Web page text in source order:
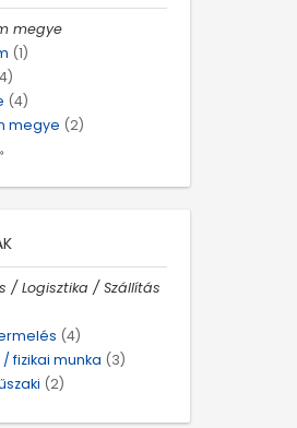
megye
(1)
(4)
megye (2)
/ Logisztika / Szállítás
(4)
fizikai munka (3)
(2)